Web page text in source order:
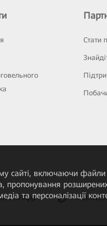
Стати
App HUAWEI
включаючи файли
пропонування
та персоналізації